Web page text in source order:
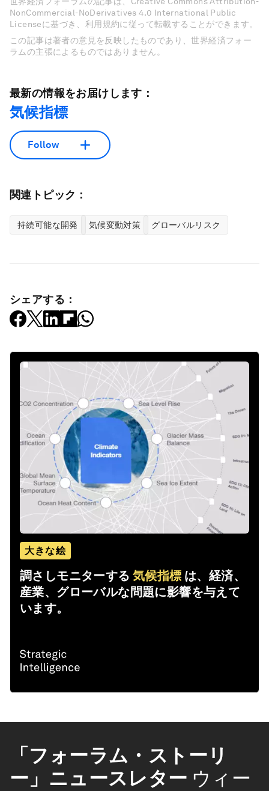
NonCommercial-NoDerivatives 4.0 International Public
Licenseに基づき、利用規約に従って転載することができます。
この記事は著者の意見を反映したものであり、世界経済フォー
ラムの主張によるものではありません。
最新の情報をお届けします：
気候指標
Follow
関連トピック：
持続可能な開発 気候変動対策 グローバルリスク
シェアする：
大きな絵
調さしモニターする 気候指標 は、経済、
産業、グローバルな問題に影響を与えて
います。
「フォーラム・ストーリ
ー」ニュースレター ウィー